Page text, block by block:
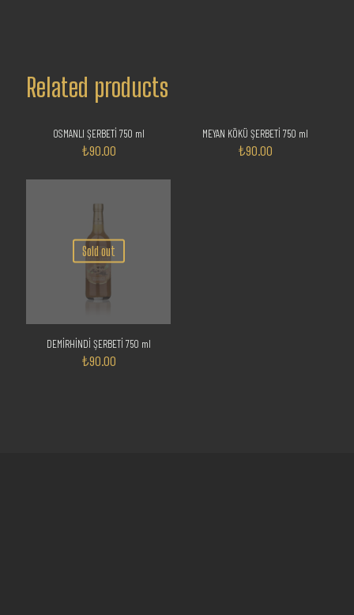
Related products
OSMANLI ŞERBETİ 750 ml
₺90.00
MEYAN KÖKÜ ŞERBETİ 750 ml
₺90.00
Sold out
DEMİRHİNDİ ŞERBETİ 750 ml
₺90.00